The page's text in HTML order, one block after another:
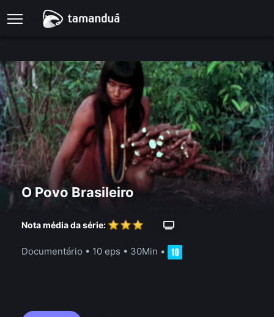
O Povo Brasileiro
Nota média da série:
Documentário • 10 eps • 30Min •